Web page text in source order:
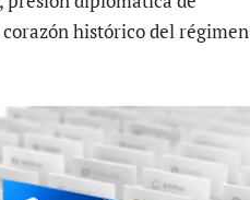
histórico del régimen